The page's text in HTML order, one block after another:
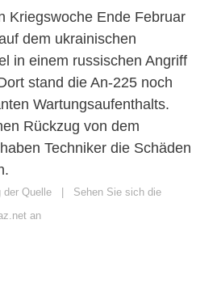
Kriegswoche Ende Februar
dem ukrainischen
in einem russischen Angriff
stand die An-225 noch
Wartungsaufenthalts.
Rückzug von dem
Techniker die Schäden
der Quelle | Sehen Sie sich die
an